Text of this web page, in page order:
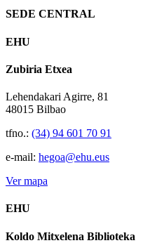
SEDE CENTRAL
EHU
Zubiria Etxea
Lehendakari Agirre, 81
48015 Bilbao
tfno.: (34) 94 601 70 91
e-mail: hegoa@ehu.eus
Ver mapa
EHU
Koldo Mitxelena Biblioteka